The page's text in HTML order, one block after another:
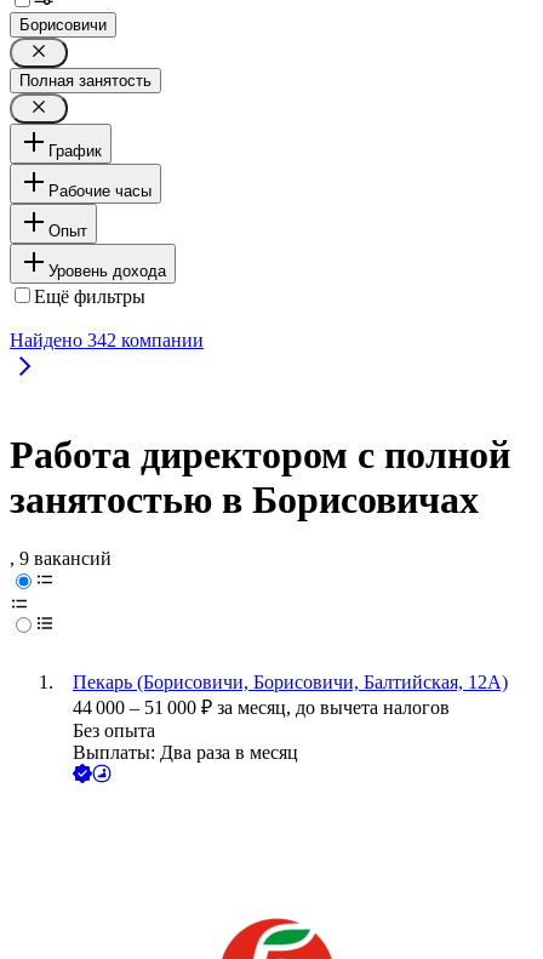
Борисовичи
Полная занятость
График
Рабочие часы
Опыт
Уровень дохода
Ещё фильтры
Найдено 342 компании
Работа директором с полной
занятостью в Борисовичах
, 9 вакансий
Пекарь (Борисовичи, Борисовичи, Балтийская, 12А)
44 000 – 51 000 ₽ за месяц, до вычета налогов
Без опыта
Выплаты: Два раза в месяц